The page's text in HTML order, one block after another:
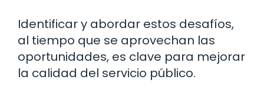
Identificar y abordar estos desafíos,
al tiempo que se aprovechan las
oportunidades, es clave para mejorar
la calidad del servicio público.